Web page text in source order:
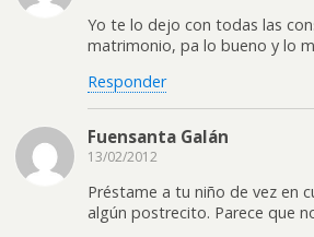
Yo te lo dejo con todas las
matrimonio, pa lo bueno y lo
Responder
Fuensanta Galán
13/02/2012
Préstame a tu niño de vez en
algún postrecito. Parece que